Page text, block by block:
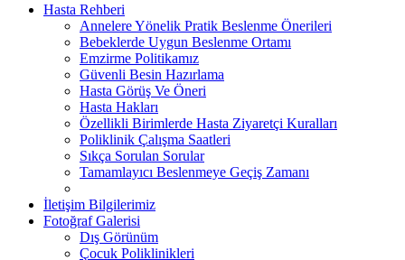
Hasta Rehberi
Annelere Yönelik Pratik Beslenme Önerileri
Bebeklerde Uygun Beslenme Ortamı
Emzirme Politikamız
Güvenli Besin Hazırlama
Hasta Görüş Ve Öneri
Hasta Hakları
Özellikli Birimlerde Hasta Ziyaretçi Kuralları
Poliklinik Çalışma Saatleri
Sıkça Sorulan Sorular
Tamamlayıcı Beslenmeye Geçiş Zamanı
İletişim Bilgilerimiz
Fotoğraf Galerisi
Dış Görünüm
Çocuk Poliklinikleri